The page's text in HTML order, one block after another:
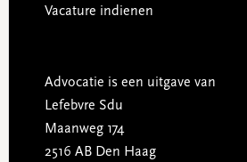
Vacature indienen
Advocatie is een uitgave van
Lefebvre Sdu
Maanweg 174
2516 AB Den Haag